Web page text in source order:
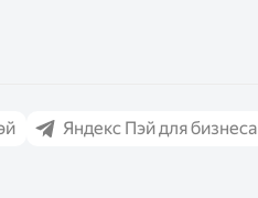
Яндекс Пэй для бизнеса